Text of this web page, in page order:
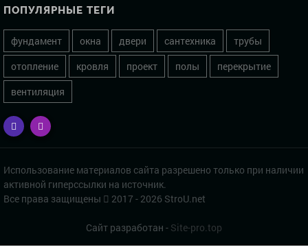
ПОПУЛЯРНЫЕ ТЕГИ
фундамент окна двери сантехника
трубы
отопление
кровля проект полы
перекрытие
вентиляция
Использование материалов сайта разрешено только при наличии
активной гиперссылки на источник.
Все права защищены
2017 - 2026 StroU.net
Сайт разработан - Site-pro.top